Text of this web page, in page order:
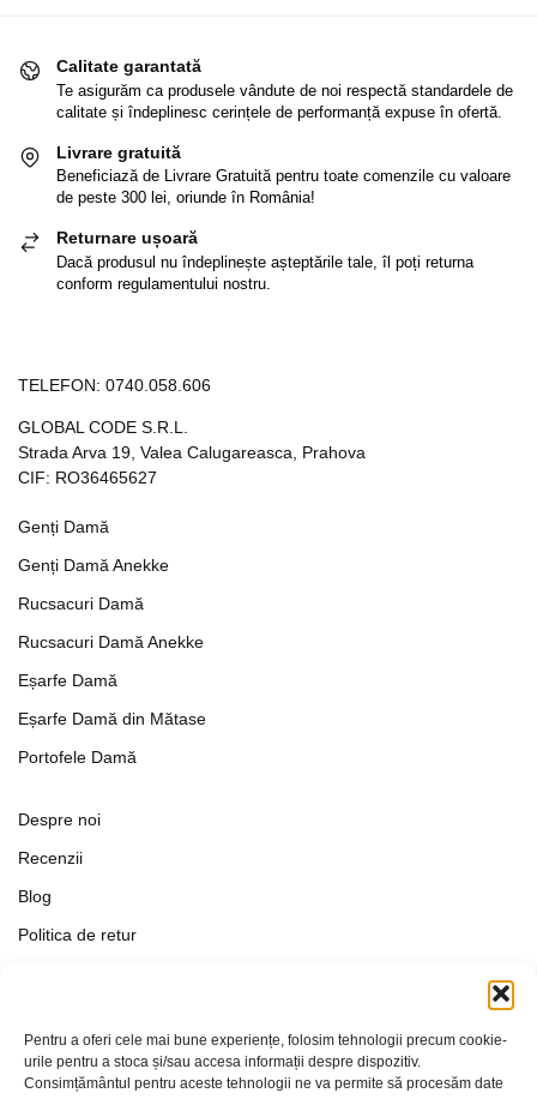
Pentru a oferi cele mai bune experiențe, folosim tehnologii precum cookie-
urile pentru a stoca și/sau accesa informații despre dispozitiv.
Consimțământul pentru aceste tehnologii ne va permite să procesăm date
Calitate garantată
Te asigurăm ca produsele vândute de noi respectă standardele de
calitate și îndeplinesc cerințele de performanță expuse în ofertă.
Livrare gratuită
Beneficiază de Livrare Gratuită pentru toate comenzile cu valoare
de peste 300 lei, oriunde în România!
Returnare ușoară
Dacă produsul nu îndeplinește așteptările tale, îl poți returna
conform regulamentului nostru.
TELEFON: 0740.058.606
GLOBAL CODE S.R.L.
Strada Arva 19, Valea Calugareasca, Prahova
CIF: RO36465627
Genți Damă
Genți Damă Anekke
Rucsacuri Damă
Rucsacuri Damă Anekke
Eșarfe Damă
Eșarfe Damă din Mătase
Portofele Damă
Despre noi
Recenzii
Blog
Politica de retur
Politica de Confidențialitate
Politica de cookies